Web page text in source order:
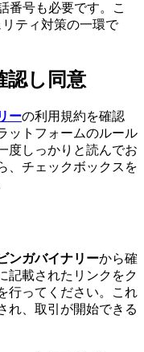
番号も必要です。こ
ティ対策の一環で
認し同意
ーの利用規約を確認
ットフォームのルール
度しっかりと読んでお
、チェックボックスを
ンガバイナリーから確
記載されたリンクをク
行ってください。これ
れ、取引が開始できる